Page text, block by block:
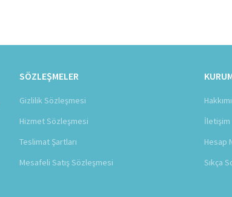
SÖZLEŞMELER
Gizlilik Sözleşmesi
Hizmet Sözleşmesi
Teslimat Şartları
Mesafeli Satış Sözleşmesi
İletişim
Hesap
Sıkça